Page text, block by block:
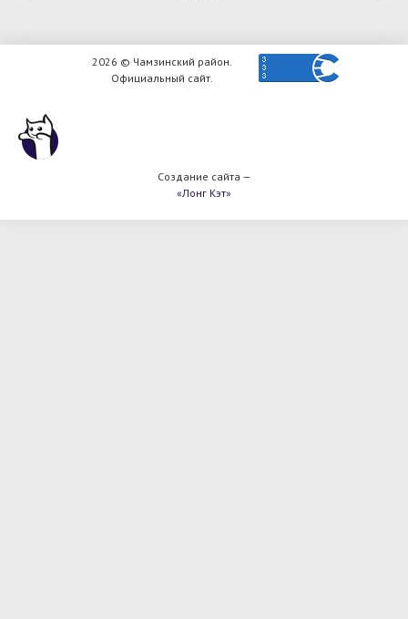
2026 © Чамзинский район.
Официальный сайт.
Создание сайта —
«Лонг Кэт»